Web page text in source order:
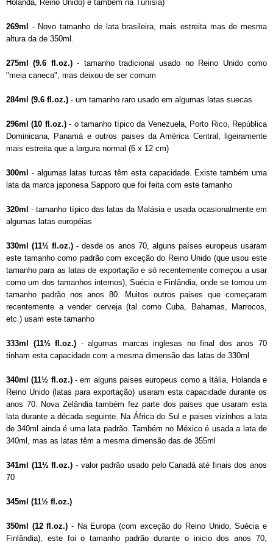
Holanda, Reino Unido) e também na Tunísia)
269ml - Novo tamanho de lata brasileira, mais estreita mas de mesma
altura da de 350ml.
275ml (9.6 fl.oz.)- tamanho tradicional usado no Reino Unido como
"meia caneca", mas deixou de ser comum
284ml (9.6 fl.oz.) - um tamanho raro usado em algumas latas suecas
296ml (10 fl.oz.)- o tamanho típico da Venezuela, Porto Rico, República
Dominicana, Panamá e outros paises da América Central, ligeiramente
mais estreita que a largura normal (6 x 12 cm)
300ml - algumas latas turcas têm esta capacidade. Existe também uma
lata da marca japonesa Sapporo que foi feita com este tamanho
320ml - tamanho típico das latas da Malásia e usada ocasionalmente em
algumas latas européias
330ml (11½ fl.oz.) - desde os anos 70, alguns países europeus usaram
este tamanho como padrão com exceção do Reino Unido (que usou este
tamanho para as latas de exportação e só recentemente começou a usar
como um dos tamanhos internos), Suécia e Finlândia, onde se tornou um
tamanho padrão nos anos 80. Muitos outros paises que começaram
recentemente a vender cerveja (tal como Cuba, Bahamas, Marrocos,
etc.) usam este tamanho
333ml (11½ fl.oz.) - algumas marcas inglesas no final dos anos 70
tinham esta capacidade com a mesma dimensão das latas de 330ml
340ml (11½ fl.oz.)- em alguns paises europeus como a Itália, Holanda e
Reino Unido (latas para exportação) usaram esta capacidade durante os
anos 70. Nova Zelândia também fez parte dos paises que usaram esta
lata durante a década seguinte. Na África do Sul e paises vizinhos a lata
de 340ml ainda é uma lata padrão. Também no México é usada a lata de
340ml, mas as latas têm a mesma dimensão das de 355ml
341ml (11½ fl.oz.) - valor padrão usado pelo Canadá até finais dos anos
70
345ml (11½ fl.oz.)
350ml (12 fl.oz.) - Na Europa (com exceção do Reino Unido, Suécia e
Finlândia), este foi o tamanho padrão durante o inicio dos anos 70,